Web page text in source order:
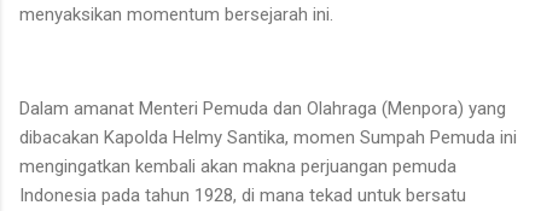
menyaksikan momentum bersejarah ini.
Dalam amanat Menteri Pemuda dan Olahraga (Menpora) yang
dibacakan Kapolda Helmy Santika, momen Sumpah Pemuda ini
mengingatkan kembali akan makna perjuangan pemuda
Indonesia pada tahun 1928, di mana tekad untuk bersatu